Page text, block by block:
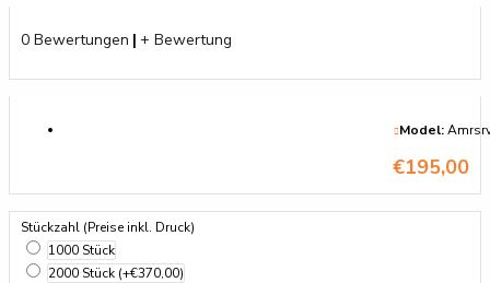
0 Bewertungen | + Bewertung
€195,00
Model:
Stückzahl (Preise inkl. Druck)
1000 Stück
2000 Stück (+€370,00)